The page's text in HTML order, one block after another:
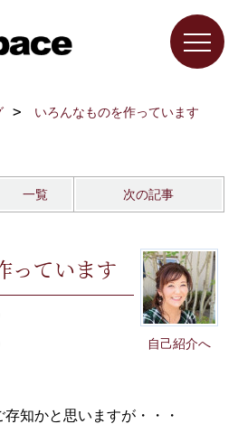
いろんなものを作っています
一覧 次の記事
自己紹介へ
っています
知かと思いますが・・・